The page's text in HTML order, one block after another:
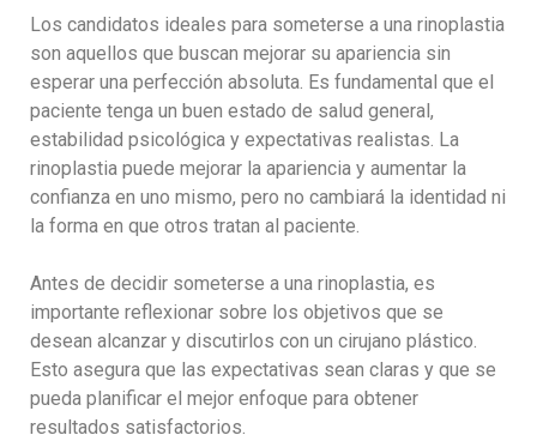
Los candidatos ideales para someterse a una rinoplastia
son aquellos que buscan mejorar su apariencia sin
esperar una perfección absoluta. Es fundamental que el
paciente tenga un buen estado de salud general,
estabilidad psicológica y expectativas realistas. La
rinoplastia puede mejorar la apariencia y aumentar la
confianza en uno mismo, pero no cambiará la identidad ni
la forma en que otros tratan al paciente.
Antes de decidir someterse a una rinoplastia, es
importante reflexionar sobre los objetivos que se
desean alcanzar y discutirlos con un cirujano plástico.
Esto asegura que las expectativas sean claras y que se
pueda planificar el mejor enfoque para obtener
resultados satisfactorios.